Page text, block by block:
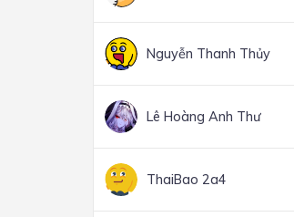
Nguyễn Thanh Thủy
Lê Hoàng Anh Thư
ThaiBao 2a4